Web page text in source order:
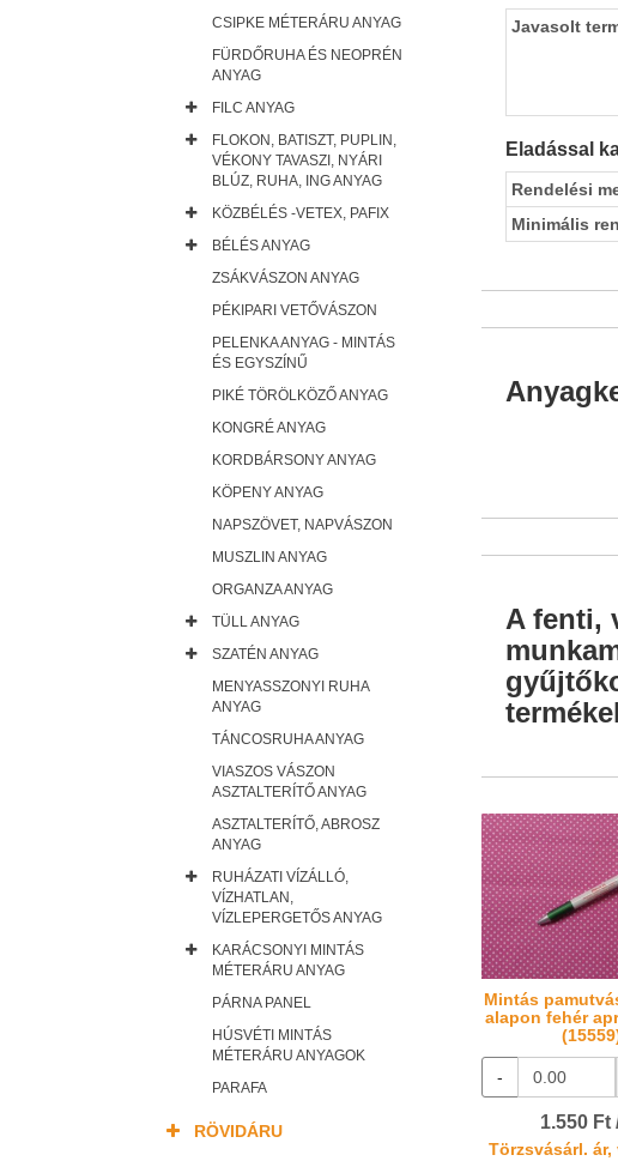
Javasolt
Eladással
Rendelési
Minimális
A fenti,
Mintás
alapon fehér
-
1.550 Ft
Törzsvásárl. ár,
CSIPKE MÉTERÁRU ANYAG
FÜRDŐRUHA ÉS NEOPRÉN
ANYAG
FILC ANYAG
FLOKON, BATISZT, PUPLIN,
VÉKONY TAVASZI, NYÁRI
BLÚZ, RUHA, ING ANYAG
KÖZBÉLÉS -VETEX, PAFIX
BÉLÉS ANYAG
ZSÁKVÁSZON ANYAG
PÉKIPARI VETŐVÁSZON
PELENKA ANYAG - MINTÁS
ÉS EGYSZÍNŰ
PIKÉ TÖRÖLKÖZŐ ANYAG
KONGRÉ ANYAG
KORDBÁRSONY ANYAG
KÖPENY ANYAG
NAPSZÖVET, NAPVÁSZON
MUSZLIN ANYAG
ORGANZA ANYAG
TÜLL ANYAG
SZATÉN ANYAG
MENYASSZONYI RUHA
ANYAG
TÁNCOSRUHA ANYAG
VIASZOS VÁSZON
ASZTALTERÍTŐ ANYAG
ASZTALTERÍTŐ, ABROSZ
ANYAG
RUHÁZATI VÍZÁLLÓ,
VÍZHATLAN,
VÍZLEPERGETŐS ANYAG
KARÁCSONYI MINTÁS
MÉTERÁRU ANYAG
PÁRNA PANEL
HÚSVÉTI MINTÁS
MÉTERÁRU ANYAGOK
PARAFA
RÖVIDÁRU